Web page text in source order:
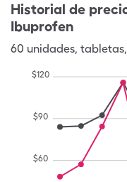
Historial de
Ibuprofen
60 unidades, tabletas,
$60
$90
$120